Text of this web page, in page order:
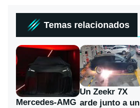
Temas relacionados
Mercedes-AMG
Un Zeekr 7X
arde junto a un